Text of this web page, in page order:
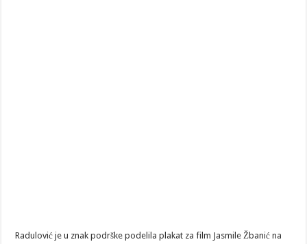
Radulović je u znak podrške podelila plakat za film Jasmile Žbanić na